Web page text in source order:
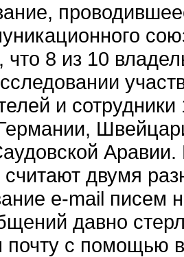
что 8 из 10
и
двумя
e-mail писем
давно
почту с помощью